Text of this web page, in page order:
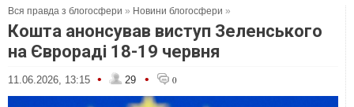
Вся правда з блогосфери » Новини блогосфери »
Кошта анонсував виступ Зеленського
на Єврораді 18-19 червня
11.06.2026, 13:15 • 29 • 0